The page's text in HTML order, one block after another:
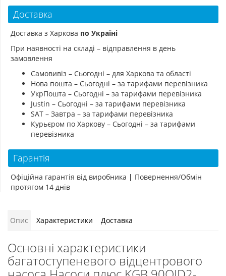
Доставка
Доставка з Харкова по Україні
При наявності на складі – відправлення в день
замовлення
Самовивіз – Сьогодні – для Харкова та області
Нова пошта – Сьогодні – за тарифами перевізника
УкрПошта – Сьогодні – за тарифами перевізника
Justin – Сьогодні – за тарифами перевізника
SAT – Завтра – за тарифами перевізника
Курьєром по Харкову – Сьогодні – за тарифами
перевізника
Гарантія
Офіційна гарантія від виробника | Повернення/Обмін
протягом 14 днів
Опис Характеристики Доставка
Основні характеристики
багатоступеневого відцентрового